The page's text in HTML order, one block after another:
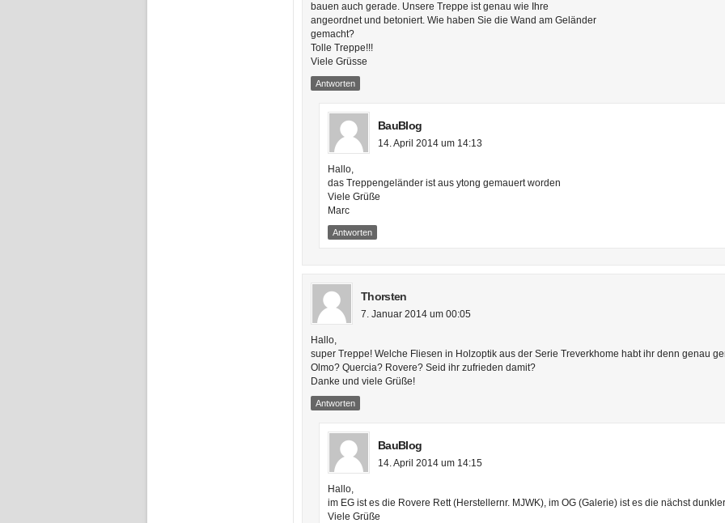
bauen auch gerade. Unsere Treppe ist genau wie Ihre
angeordnet und betoniert. Wie haben Sie die Wand am Geländer
gemacht?
Tolle Treppe!!!
Viele Grüsse
Antworten
BauBlog
14. April 2014 um 14:13
Hallo,
das Treppengeländer ist aus ytong gemauert worden
Viele Grüße
Marc
Antworten
Thorsten
7. Januar 2014 um 00:05
Hallo,
super Treppe! Welche Fliesen in Holzoptik aus der Serie Treverkhome habt ihr denn genau
Olmo? Quercia? Rovere? Seid ihr zufrieden damit?
Danke und viele Grüße!
Antworten
BauBlog
14. April 2014 um 14:15
Hallo,
im EG ist es die Rovere Rett (Herstellernr. MJWK), im OG (Galerie) ist es die nächst
Viele Grüße